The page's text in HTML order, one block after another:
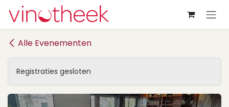
Overslaan naar inhoud
Alle Evenementen
Registraties gesloten